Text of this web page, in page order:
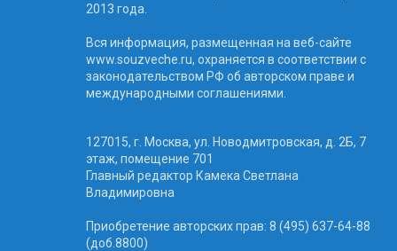
2013 года.
Вся информация, размещенная на веб-сайте
www.souzveche.ru, охраняется в соответствии с
законодательством РФ об авторском праве и
международными соглашениями.
127015, г. Москва, ул. Новодмитровская, д. 2Б, 7
этаж, помещение 701
Главный редактор Камека Светлана
Владимировна
Приобретение авторских прав: 8 (495) 637-64-88
(доб.8800)